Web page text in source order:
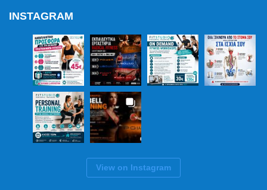
INSTAGRAM
View on Instagram